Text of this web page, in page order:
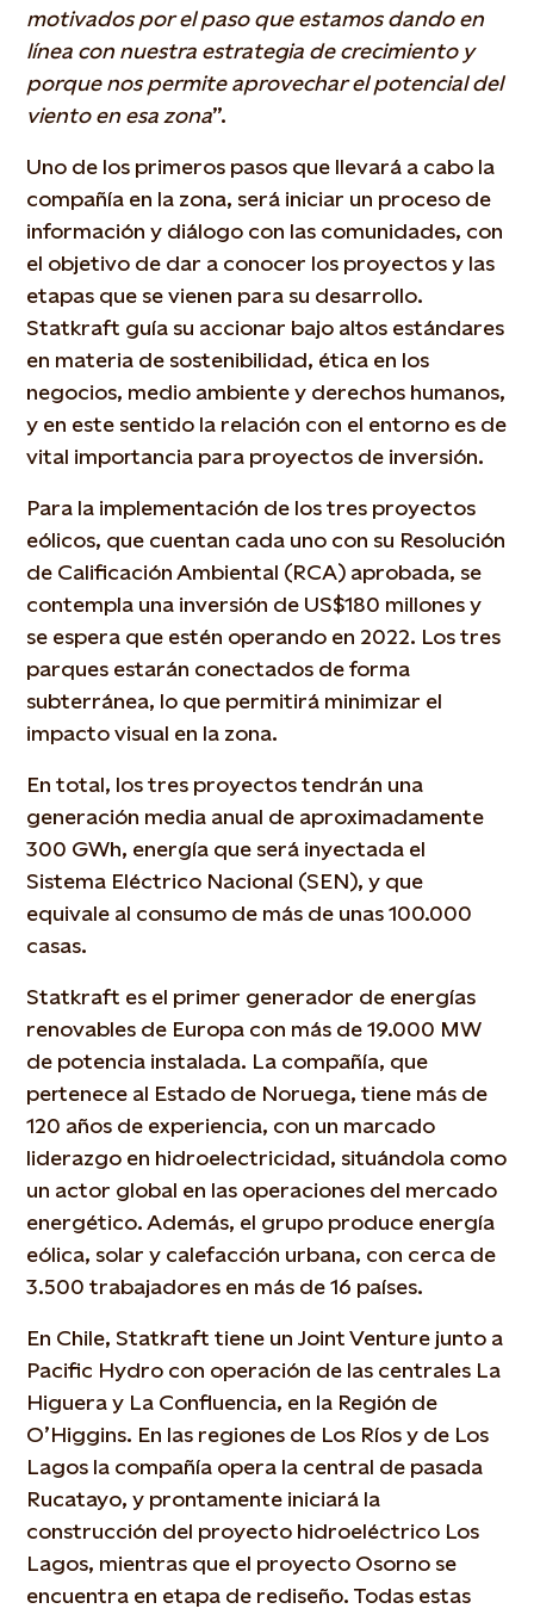
motivados por el paso que estamos dando en
línea con nuestra estrategia de crecimiento y
porque nos permite aprovechar el potencial del
viento en esa zona”.
Uno de los primeros pasos que llevará a cabo la
compañía en la zona, será iniciar un proceso de
información y diálogo con las comunidades, con
el objetivo de dar a conocer los proyectos y las
etapas que se vienen para su desarrollo.
Statkraft guía su accionar bajo altos estándares
en materia de sostenibilidad, ética en los
negocios, medio ambiente y derechos humanos,
y en este sentido la relación con el entorno es de
vital importancia para proyectos de inversión.
Para la implementación de los tres proyectos
eólicos, que cuentan cada uno con su Resolución
de Calificación Ambiental (RCA) aprobada, se
contempla una inversión de US$180 millones y
se espera que estén operando en 2022. Los tres
parques estarán conectados de forma
subterránea, lo que permitirá minimizar el
impacto visual en la zona.
En total, los tres proyectos tendrán una
generación media anual de aproximadamente
300 GWh, energía que será inyectada el
Sistema Eléctrico Nacional (SEN), y que
equivale al consumo de más de unas 100.000
casas.
Statkraft es el primer generador de energías
renovables de Europa con más de 19.000 MW
de potencia instalada. La compañía, que
pertenece al Estado de Noruega, tiene más de
120 años de experiencia, con un marcado
liderazgo en hidroelectricidad, situándola como
un actor global en las operaciones del mercado
energético. Además, el grupo produce energía
eólica, solar y calefacción urbana, con cerca de
3.500 trabajadores en más de 16 países.
En Chile, Statkraft tiene un Joint Venture junto a
Pacific Hydro con operación de las centrales La
Higuera y La Confluencia, en la Región de
O’Higgins. En las regiones de Los Ríos y de Los
Lagos la compañía opera la central de pasada
Rucatayo, y prontamente iniciará la
construcción del proyecto hidroeléctrico Los
Lagos, mientras que el proyecto Osorno se
encuentra en etapa de rediseño. Todas estas